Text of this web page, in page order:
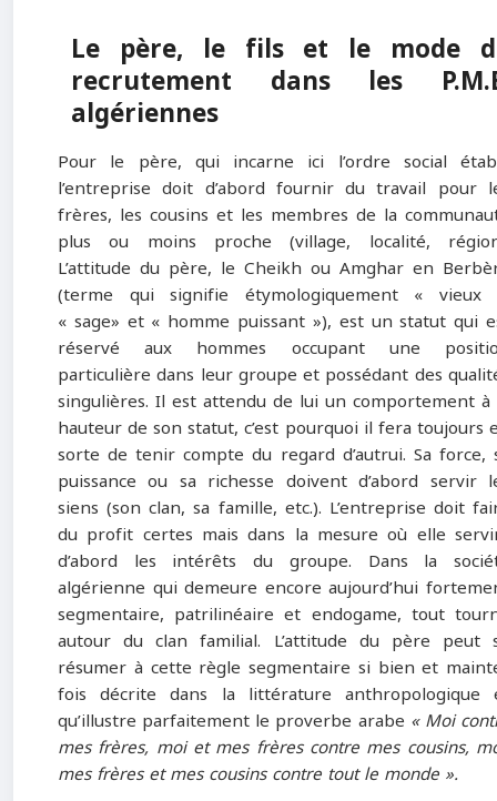
Le père, le fils et le mode
recrutement dans les
algériennes
Pour le père, qui incarne ici l’ordre social
l’entreprise doit d’abord fournir du travail pour
frères, les cousins et les membres de la
plus ou moins proche (village, localité,
L’attitude du père, le Cheikh ou Amghar en
(terme qui signifie étymologiquement « vieux
« sage» et « homme puissant »), est un statut qui
réservé aux hommes occupant une
particulière dans leur groupe et possédant des
singulières. Il est attendu de lui un comportement à
hauteur de son statut, c’est pourquoi il fera toujours
sorte de tenir compte du regard d’autrui. Sa force,
puissance ou sa richesse doivent d’abord servir
siens (son clan, sa famille, etc.). L’entreprise doit
du profit certes mais dans la mesure où elle
d’abord les intérêts du groupe. Dans la
algérienne qui demeure encore aujourd’hui
segmentaire, patrilinéaire et endogame, tout
autour du clan familial. L’attitude du père peut
résumer à cette règle segmentaire si bien et
fois décrite dans la littérature anthropologique
qu’illustre parfaitement le proverbe arabe « Moi
mes frères, moi et mes frères contre mes cousins,
mes frères et mes cousins contre tout le monde ».